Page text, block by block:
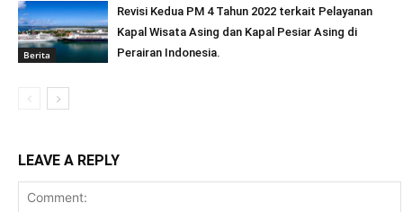
Berita
Revisi Kedua PM 4 Tahun 2022 terkait Pelayanan
Kapal Wisata Asing dan Kapal Pesiar Asing di
Perairan Indonesia.
LEAVE A REPLY